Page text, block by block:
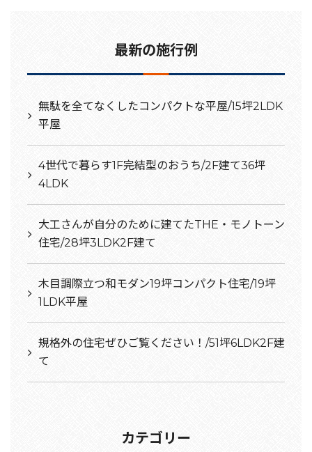
最新の施行例
無駄を全てなくしたコンパクトな平屋/15坪2LDK
平屋
4世代で暮らす1F完結型のおうち/2F建て36坪
4LDK
大工さんが自分のために建てたTHE・モノトーン
住宅/28坪3LDK2F建て
木目調際立つ和モダン19坪コンパクト住宅/19坪
1LDK平屋
規格外の住宅ぜひご覧ください！/51坪6LDK2F建
て
カテゴリー